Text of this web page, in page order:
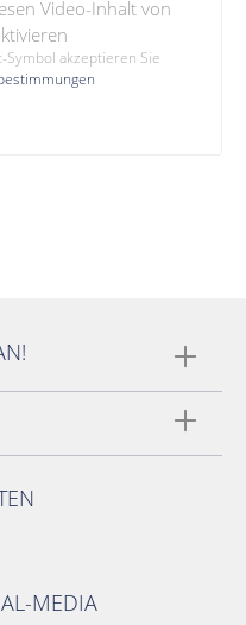
Video-Inhalt von
Symbol akzeptieren Sie
MEDIA